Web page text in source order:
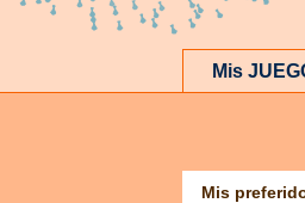
Mis
Mis